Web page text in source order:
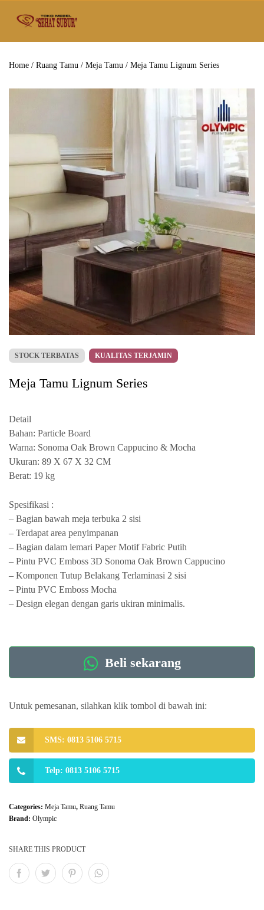
Home / Ruang Tamu / Meja Tamu / Meja Tamu Lignum Series
STOCK TERBATAS KUALITAS TERJAMIN
Meja Tamu Lignum Series
Detail
Bahan: Particle Board
Warna: Sonoma Oak Brown Cappucino & Mocha
Ukuran: 89 X 67 X 32 CM
Berat: 19 kg
Spesifikasi :
– Bagian bawah meja terbuka 2 sisi
– Terdapat area penyimpanan
– Bagian dalam lemari Paper Motif Fabric Putih
– Pintu PVC Emboss 3D Sonoma Oak Brown Cappucino
– Komponen Tutup Belakang Terlaminasi 2 sisi
– Pintu PVC Emboss Mocha
– Design elegan dengan garis ukiran minimalis.
Beli sekarang
Untuk pemesanan, silahkan klik tombol di bawah ini:
SMS: 0813 5106 5715
Telp: 0813 5106 5715
Categories: Meja Tamu, Ruang Tamu
Brand: Olympic
SHARE THIS PRODUCT